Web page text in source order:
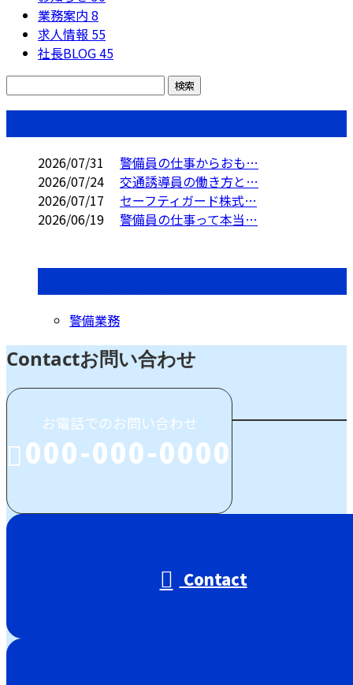
業務案内 8
求人情報 55
社長BLOG45
2026/07/31
警備員の仕事からおも…
2026/07/24
交通誘導員の働き方と…
2026/07/17
セーフティガード株式…
2026/06/19
警備員の仕事って本当…
警備業務
Contactお問い合わせ
お電話でのお問い合わせ
000-000-0000
Contact